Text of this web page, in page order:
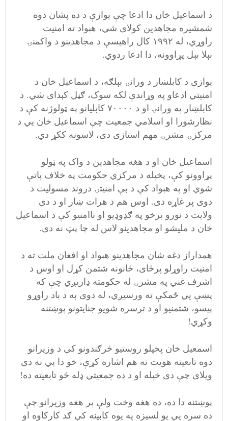
د اسماعیل خان دا ادعا چې یوازې د ده پشان دوه
شمشیره مجاهدین کولای شي، هېواد ته امنیت
راوړي، له ۱۹۹۲ کال راهیسې د مجاهدینو د واکمنۍ
بېلا بېل پړاوونه، دا ادعا ردوي.
یوازې د کابلښار د ورانۍ بېلګه، د اسماعیل خان د
امنیتي ادعاو په وړاندې لکه سوک، ګڼل کېدای شي. د
کابلښار په ورانۍ او د ۷۰۰۰۰ کابلیانو په ټولوژنه کې د
نظارشورا او اسلامي جمعیت چې اسماعیل خان يي د
مرکزۍ مشرۍ مهم استازی دی، لاسونه ککړ دي.
اسماعیل خان او د هغه مجاهدین د واک په ټولو
پړاوونو کې، پخپله د مرکزي حکومت په خلاف پاتې
شوي او په هېواد کې د بې امنیتۍ دروند مسولیت د
دوی پر غاړه دی. اوس هم د هرات ښار او د دې
ولایت د نورو برخو په ګډوډیو او ناامنیو کې د اسماعیل
خان د ملیشو او مجاهدینو لاس له چا پټ نه دی.
همداراز دغه شان مجاهدینو هېواد او افغان ملت ته د
امنیت راوړلو پرځای، ځانونه شتمن کړل او اوس د
اشرف غني په مشرۍ له حکومته ډاریږي چې که
پښې يي ځمکې ته ورسیږي، له دوی به د باد راوړو
پیسو، شتمنیو او د ترسره شویو جنایتونو پوښتنه
وکړي!
اسمعیل خان پخپلو روستیو څرګندونو کې د وزیرانو
دوه تابعیته هویت ته هم اشاره کړې، خو دا يي نه دی
ویلای چې دی خپله او د ده جمعیتي ډله څو تابعیته ده!
پوښتنه دا ده، ده هغه وخت ولې پر هغه وزیرانو چې
ده سره يي یو لسیزه په یوه کابینه کې ګد کارکاوه او